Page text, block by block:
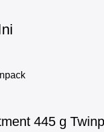
445 g